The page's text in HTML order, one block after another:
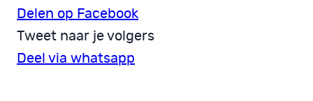
Delen op Facebook
Tweet naar je volgers
Deel via whatsapp